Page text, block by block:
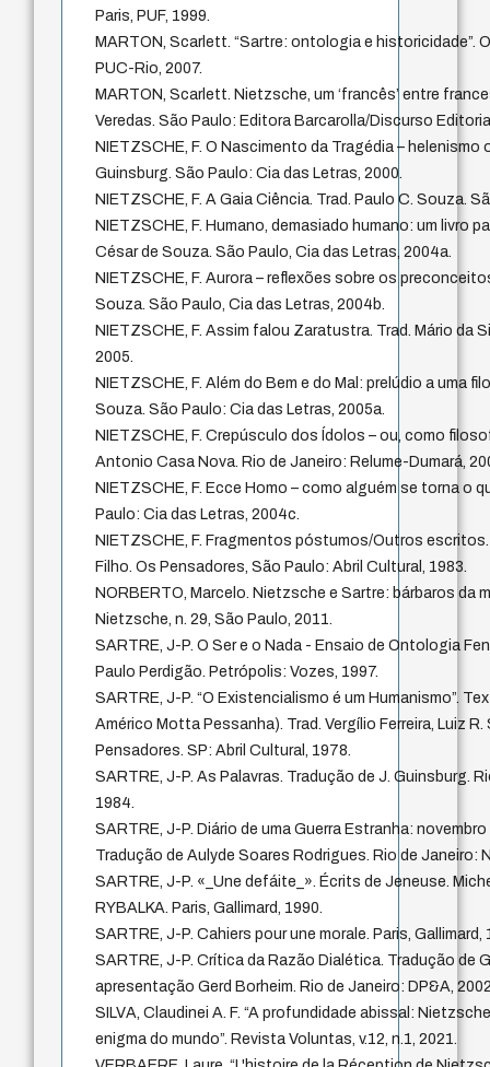
Paris, PUF, 1999.
MARTON, Scarlett. “Sartre: ontologia e historicidade”.
PUC-Rio, 2007.
MARTON, Scarlett. Nietzsche, um ‘francês’ entre
Veredas. São Paulo: Editora Barcarolla/Discurso
NIETZSCHE, F. O Nascimento da Tragédia – helenismo
Guinsburg. São Paulo: Cia das Letras, 2000.
NIETZSCHE, F. A Gaia Ciência. Trad. Paulo C. Souza.
NIETZSCHE, F. Humano, demasiado humano: um livro
César de Souza. São Paulo, Cia das Letras, 2004a.
NIETZSCHE, F. Aurora – reflexões sobre os
Souza. São Paulo, Cia das Letras, 2004b.
NIETZSCHE, F. Assim falou Zaratustra. Trad. Mário da
2005.
NIETZSCHE, F. Além do Bem e do Mal: prelúdio a uma
Souza. São Paulo: Cia das Letras, 2005a.
NIETZSCHE, F. Crepúsculo dos Ídolos – ou, como
Antonio Casa Nova. Rio de Janeiro: Relume-Dumará,
NIETZSCHE, F. Ecce Homo – como alguém se torna o
Paulo: Cia das Letras, 2004c.
NIETZSCHE, F. Fragmentos póstumos/Outros
Filho. Os Pensadores, São Paulo: Abril Cultural, 1983.
NORBERTO, Marcelo. Nietzsche e Sartre: bárbaros da
Nietzsche, n. 29, São Paulo, 2011.
SARTRE, J-P. O Ser e o Nada - Ensaio de Ontologia
Paulo Perdigão. Petrópolis: Vozes, 1997.
SARTRE, J-P. “O Existencialismo é um Humanismo”.
Américo Motta Pessanha). Trad. Vergílio Ferreira, Luiz
Pensadores. SP: Abril Cultural, 1978.
SARTRE, J-P. As Palavras. Tradução de J. Guinsburg.
1984.
SARTRE, J-P. Diário de uma Guerra Estranha:
Tradução de Aulyde Soares Rodrigues. Rio de Janeiro:
SARTRE, J-P. «_Une defáite_». Écrits de Jeneuse.
RYBALKA. Paris, Gallimard, 1990.
SARTRE, J-P. Cahiers pour une morale. Paris, Gallimard,
SARTRE, J-P. Crítica da Razão Dialética. Tradução de
apresentação Gerd Borheim. Rio de Janeiro: DP&A,
SILVA, Claudinei A. F. “A profundidade abissal:
enigma do mundo”. Revista Voluntas, v.12, n.1, 2021.